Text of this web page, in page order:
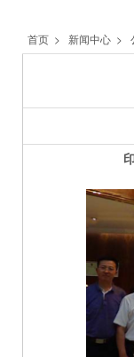
首页 > 新闻中心 >